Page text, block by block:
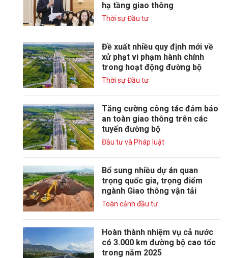
hạ tầng giao thông
Thời sự Đầu tư
Đề xuất nhiều quy định mới về
xử phạt vi phạm hành chính
trong hoạt động đường bộ
Thời sự Đầu tư
Tăng cường công tác đảm bảo
an toàn giao thông trên các
tuyến đường bộ
Đầu tư và Pháp luật
Bổ sung nhiều dự án quan
trọng quốc gia, trọng điểm
ngành Giao thông vận tải
Toàn cảnh đầu tư
Hoàn thành nhiệm vụ cả nước
có 3.000 km đường bộ cao tốc
trong năm 2025